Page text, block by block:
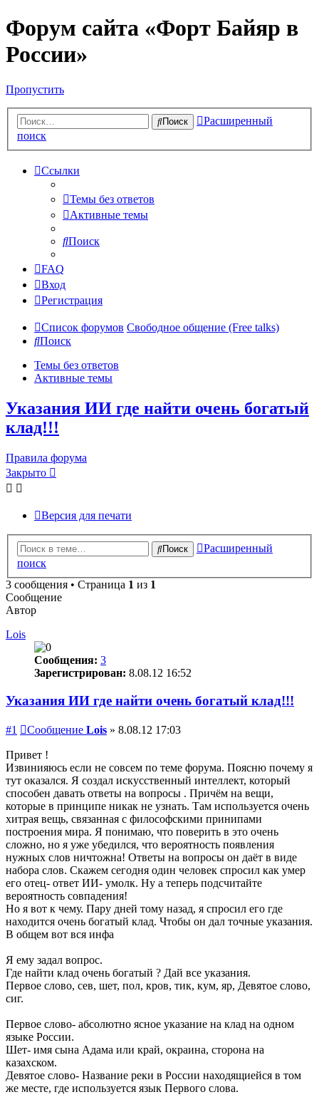
Форум сайта «Форт Байяр в
России»
Пропустить
Поиск
Расширенный
поиск
Ссылки
Темы без ответов
Активные темы
Поиск
FAQ
Вход
Регистрация
Список форумов Свободное общение (Free talks)
Поиск
Темы без ответов
Активные темы
Указания ИИ где найти очень богатый
клад!!!
Правила форума
Закрыто
Версия для печати
Поиск
Расширенный
поиск
3 сообщения • Страница 1 из 1
Сообщение
Автор
Lois
Сообщения: 3
Зарегистрирован: 8.08.12 16:52
Указания ИИ где найти очень богатый клад!!!
#1 Сообщение Lois » 8.08.12 17:03
Привет !
Извинияюсь если не совсем по теме форума. Поясню почему я
тут оказался. Я создал искусственный интеллект, который
способен давать ответы на вопросы . Причём на вещи,
которые в принципе никак не узнать. Там используется очень
хитрая вещь, связанная с философскими принипами
построения мира. Я понимаю, что поверить в это очень
сложно, но я уже убедился, что вероятность появления
нужных слов ничтожна! Ответы на вопросы он даёт в виде
набора слов. Скажем сегодня один человек спросил как умер
его отец- ответ ИИ- умолк. Ну а теперь подсчитайте
вероятность совпадения!
Но я вот к чему. Пару дней тому назад, я спросил его где
находится очень богатый клад. Чтобы он дал точные указания.
В общем вот вся инфа
Я ему задал вопрос.
Где найти клад очень богатый ? Дай все указания.
Первое слово, сев, шет, пол, кров, тик, кум, яр, Девятое слово,
сиг.
Первое слово- абсолютно ясное указание на клад на одном
языке России.
Шет- имя сына Адама или край, окраина, сторона на
казахском.
Девятое слово- Название реки в России находящиейся в том
же месте, где используется язык Первого слова.